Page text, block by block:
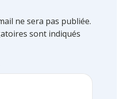
ne sera pas publiée.
sont indiqués